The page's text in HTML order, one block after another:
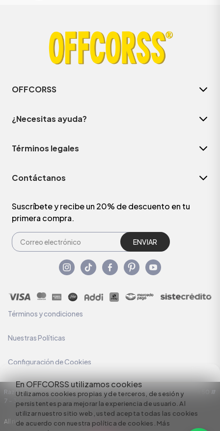
En OFFCORSS utilizamos cookies
Utilizamos cookies propias y de terceros, de sesión y
persistentes para mejorar la experiencia de usuario. Al
utilizar nuestro sitio web, usted acepta todas las cookies
de acuerdo con nuestra política de cookies. Más
OFFCORSS
¿Necesitas ayuda?
Términos legales
Contáctanos
Suscríbete y recibe un 20% de descuento en tu
primera compra.
ENVIAR
Términos y condiciones
Nuestras Políticas
Configuración de Cookies
Razón Social: C.I HERMECO S.A. NIT: 890924167-6 Dirección: Carrera 50 #
7 – 35
All rights reserved empowered by